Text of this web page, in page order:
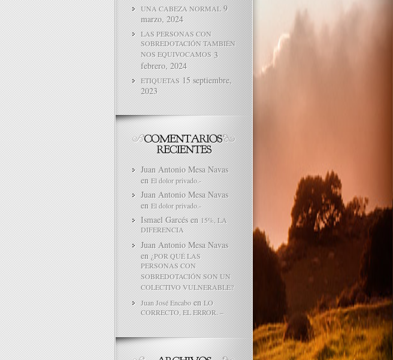
UNA CABEZA NORMAL 9
marzo, 2024
LAS PERSONAS CON
SOBREDOTACIÓN TAMBIÉN
NOS EQUIVOCAMOS 3
febrero, 2024
ETIQUETAS 15 septiembre,
2023
Juan Antonio Mesa Navas
en El dolor privado.-
Juan Antonio Mesa Navas
en El dolor privado.-
Ismael Garcés en 15%, LA
DIFERENCIA
Juan Antonio Mesa Navas
en ¿POR QUÉ LAS
PERSONAS CON
SOBREDOTACIÓN SON UN
COLECTIVO VULNERABLE?
Juan José Encaboen LO
CORRECTO, EL ERROR. –